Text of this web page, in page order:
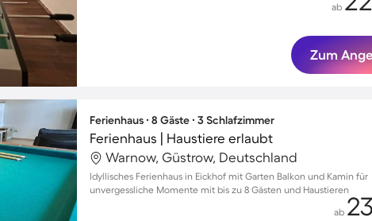
ab
Zum
Ferienhaus ∙ 8 Gäste ∙ 3 Schlafzimmer
Ferienhaus | Haustiere erlaubt
Warnow, Güstrow, Deutschland
Idyllisches Ferienhaus in Eickhof mit Garten Balkon und Kamin für
unvergessliche Momente mit bis zu 8 Gästen und Haustieren
ab